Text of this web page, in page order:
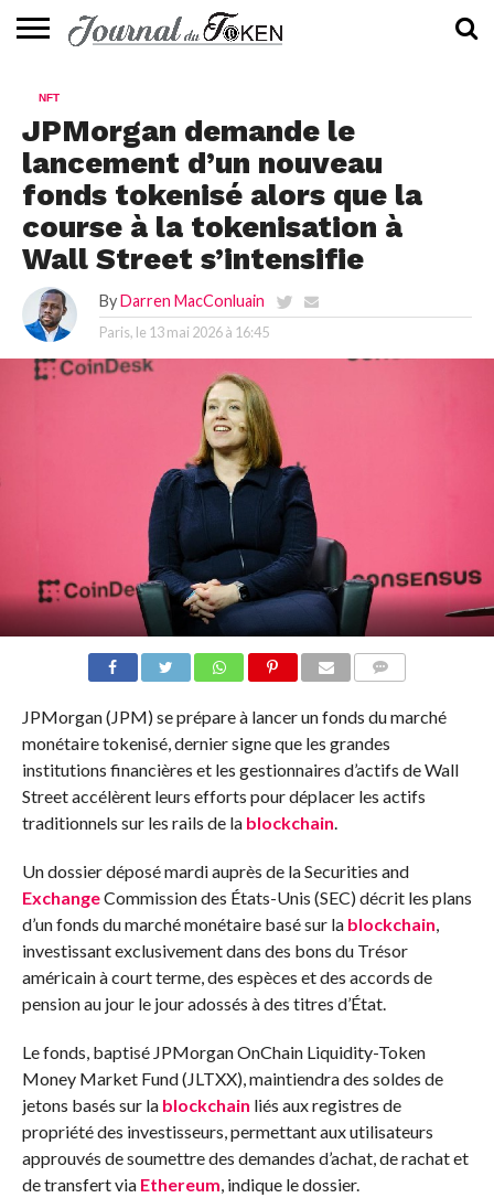
📰
EVALUATION
GUIDE
TENDANCES
À
CONTACTEZ-
NFT
JPMorgan demande le
lancement d’un nouveau
fonds tokenisé alors que la
course à la tokenisation à
Wall Street s’intensifie
By Darren MacConluain
Paris, le 13 mai 2026 à 16:45
JPMorgan (JPM) se prépare à lancer un fonds du marché
monétaire tokenisé, dernier signe que les grandes
institutions financières et les gestionnaires d’actifs de Wall
Street accélèrent leurs efforts pour déplacer les actifs
traditionnels sur les rails de la blockchain.
Un dossier déposé mardi auprès de la Securities and
ExchangeCommission des États-Unis (SEC) décrit les plans
d’un fonds du marché monétaire basé sur la blockchain,
investissant exclusivement dans des bons du Trésor
américain à court terme, des espèces et des accords de
pension au jour le jour adossés à des titres d’État.
Le fonds, baptisé JPMorgan OnChain Liquidity-Token
Money Market Fund (JLTXX), maintiendra des soldes de
jetons basés sur la blockchain liés aux registres de
propriété des investisseurs, permettant aux utilisateurs
approuvés de soumettre des demandes d’achat, de rachat et
de transfert via Ethereum, indique le dossier.